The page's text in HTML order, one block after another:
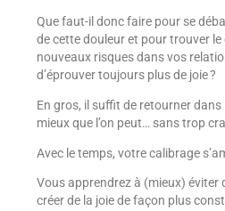
Que faut-il donc faire pour se
de cette douleur et pour trouver
nouveaux risques dans vos
d’éprouver toujours plus de joie ?
En gros, il suffit de retourner dans
mieux que l’on peut… sans trop
Avec le temps, votre calibrage
Vous apprendrez à (mieux) éviter
créer de la joie de façon plus